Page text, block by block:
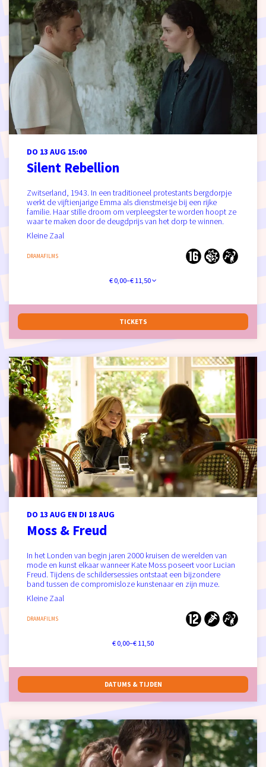
Silent Rebellion
DO 13 AUG 15:00
Zwitserland, 1943. In een traditioneel protestants bergdorpje
werkt de vijftienjarige Emma als dienstmeisje bij een rijke
familie. Haar stille droom om verpleegster te worden hoopt ze
waar te maken door de deugdprijs van het dorp te winnen.
Kleine Zaal
DRAMAFILMS
€ 0,00–€ 11,50
TICKETS
Moss & Freud
DO 13 AUG EN DI 18 AUG
In het Londen van begin jaren 2000 kruisen de werelden van
mode en kunst elkaar wanneer Kate Moss poseert voor Lucian
Freud. Tijdens de schildersessies ontstaat een bijzondere
band tussen de compromisloze kunstenaar en zijn muze.
Kleine Zaal
DRAMAFILMS
€ 0,00–€ 11,50
DATUMS & TIJDEN